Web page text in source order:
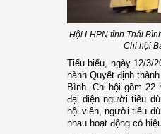
Hội LHPN tỉnh Thái
Chi hội
Tiểu biểu, ngày 12/3/
hành Quyết định
Bình. Chi hội gồm
đại diện người tiêu
hội viên, người tiêu
nhau hoạt động có